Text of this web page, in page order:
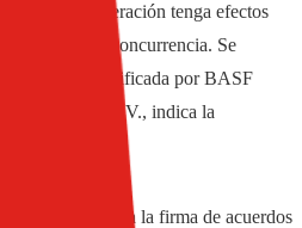
que la operación tenga efectos
y libre concurrencia. Se
notificada por BASF
S.A. de C.V., indica la
anunciaron la firma de acuerdos